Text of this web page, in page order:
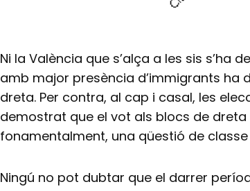
Ni la València que s’alça a les sis s’ha
amb major presència d’immigrants ha
dreta. Per contra, al cap i casal, les
demostrat que el vot als blocs de
fonamentalment, una qüestió de
Ningú no pot dubtar que el darrer